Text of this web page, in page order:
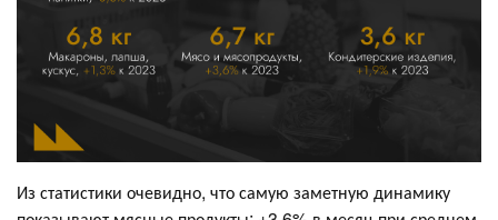
Из статистики очевидно, что самую заметную динамику